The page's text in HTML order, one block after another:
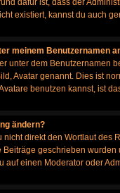
dafür ist, dass der
existiert, kannst du auch
meinem Benutzernamen
unter dem Benutzernamen
Avatar genannt. Dies ist
benutzen kannst, ist
ändern?
nicht direkt den Wortlaut
geschrieben
auf einen Moderator oder